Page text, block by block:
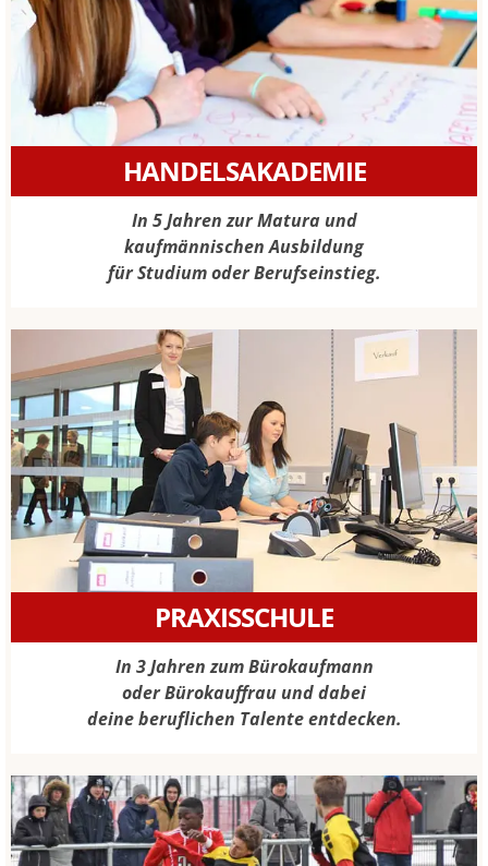
HANDELSAKADEMIE
In 5 Jahren zur Matura und
kaufmännischen Ausbildung
für Studium oder Berufseinstieg.
PRAXISSCHULE
In 3 Jahren zum Bürokaufmann
oder Bürokauffrau und dabei
deine beruflichen Talente entdecken.